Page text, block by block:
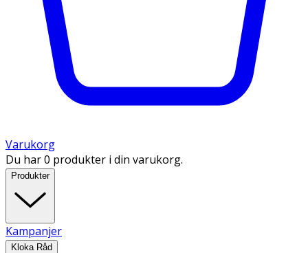
Varukorg
Du har 0 produkter i din varukorg.
Produkter
Kampanjer
Kloka Råd